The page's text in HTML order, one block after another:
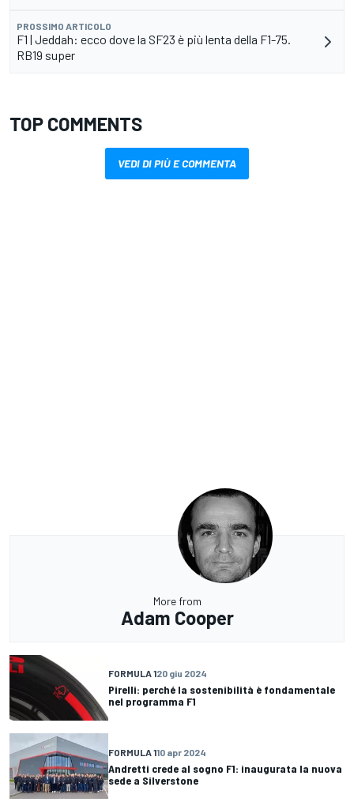
PROSSIMO ARTICOLO
F1 | Jeddah: ecco dove la SF23 è più lenta della F1-75.
RB19 super
TOP COMMENTS
VEDI DI PIÙ E COMMENTA
More from
Adam Cooper
FORMULA 120 giu 2024
Pirelli: perché la sostenibilità è fondamentale
nel programma F1
FORMULA 110 apr 2024
Andretti crede al sogno F1: inaugurata la nuova
sede a Silverstone